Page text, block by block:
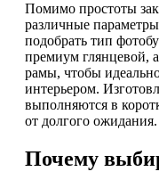
Помимо простоты
различные
подобрать тип
премиум глянцевой,
рамы, чтобы
интерьером.
выполняются в
от долгого ожидания.
Почему